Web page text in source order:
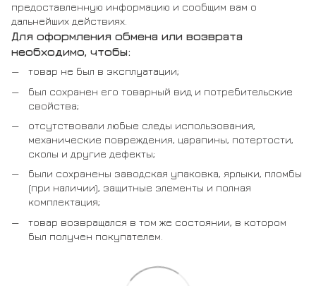
предоставленную информацию и сообщим вам о
дальнейших действиях.
Для оформления обмена или возврата
необходимо, чтобы:
товар не был в эксплуатации;
был сохранен его товарный вид и потребительские
свойства;
отсутствовали любые следы использования,
механические повреждения, царапины, потертости,
сколы и другие дефекты;
были сохранены заводская упаковка, ярлыки, пломбы
(при наличии), защитные элементы и полная
комплектация;
товар возвращался в том же состоянии, в котором
был получен покупателем.